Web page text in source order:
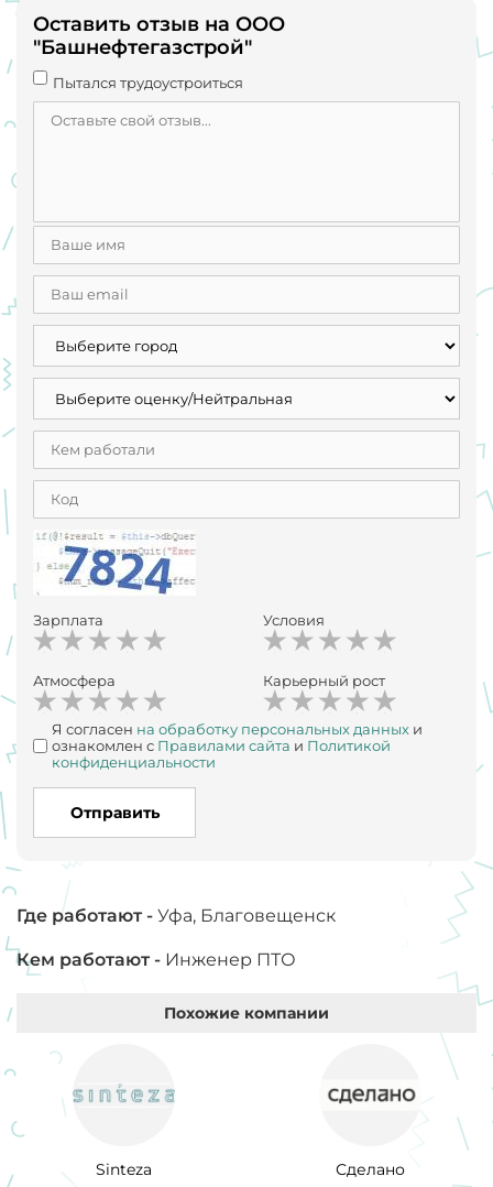
Оставить отзыв на ООО
"Башнефтегазстрой"
Пытался трудоустроиться
Зарплата Условия
Атмосфера Карьерный рост
Я согласен на обработку персональных данных и
ознакомлен с Правилами сайта и Политикой
конфиденциальности
Отправить
Где работают - Уфа, Благовещенск
Кем работают - Инженер ПТО
Похожие компании
Sinteza Сделано